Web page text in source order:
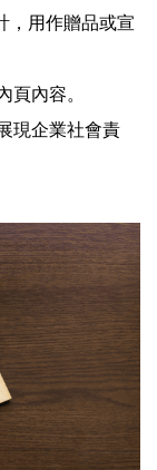
，用作贈品或宣
內容。
現企業社會責